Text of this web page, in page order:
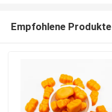
Empfohlene Produkte